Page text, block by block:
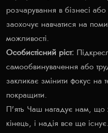
розчарування в бізнесі
заохочує навчатися на
можливості.
Особистісний ріст:
самообвинувачення або
закликає змінити фокус
покращити.
П'ять Чаш нагадує нам, що
кінець, і надія все ще існує.